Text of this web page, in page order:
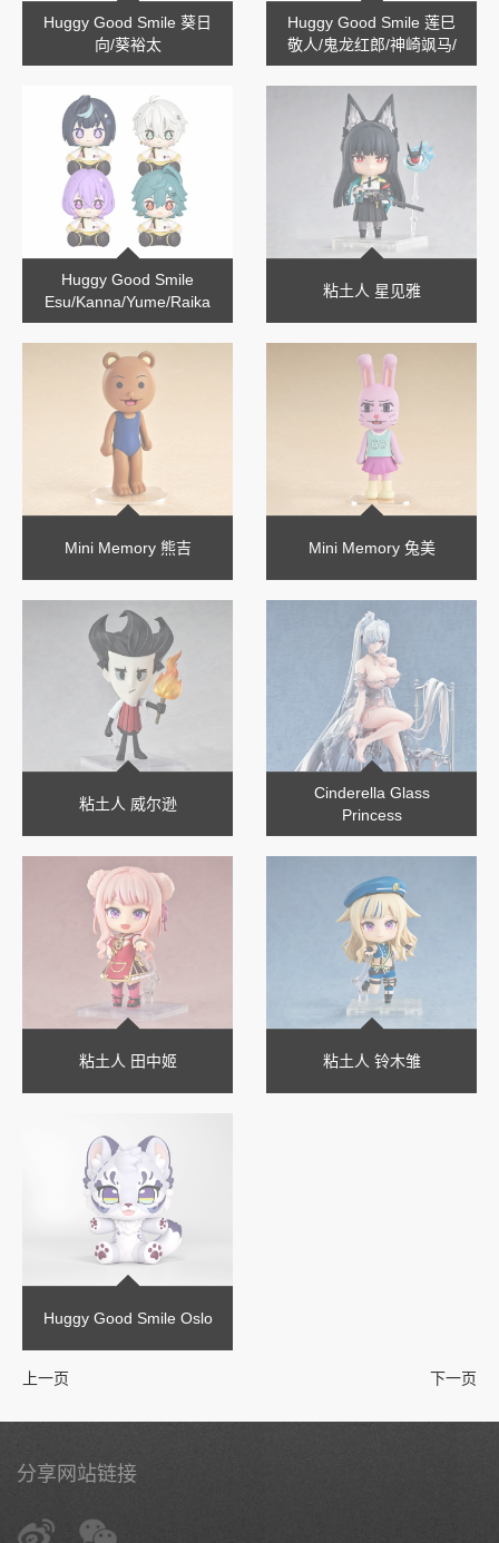
Huggy Good Smile 葵日
向/葵裕太
Huggy Good Smile 莲巳
敬人/鬼龙红郎/神崎飒马/
泷维吹
Huggy Good Smile
Esu/Kanna/Yume/Raika
粘土人 星见雅
Mini Memory 熊吉 Mini Memory 兔美
粘土人 威尔逊
Cinderella Glass
Princess
粘土人 田中姬 粘土人 铃木雏
Huggy Good Smile Oslo
上一页 下一页
分享网站链接